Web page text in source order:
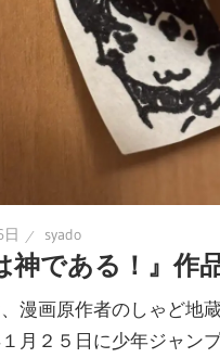
syado
神である！』作
漫画原作者のしゃど地
月２５日に少年ジャン